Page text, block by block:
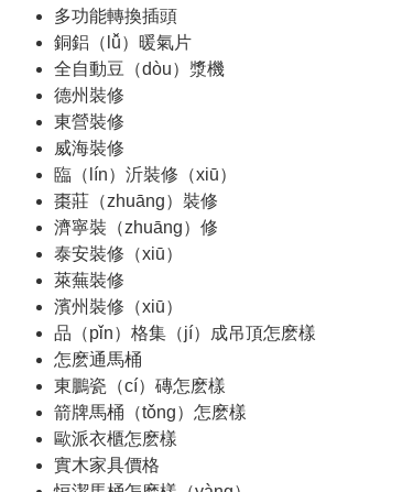
多功能轉換插頭
銅鋁（lǚ）暖氣片
全自動豆（dòu）漿機
德州裝修
東營裝修
威海裝修
臨（lín）沂裝修（xiū）
棗莊（zhuāng）裝修
濟寧裝（zhuāng）修
泰安裝修（xiū）
萊蕪裝修
濱州裝修（xiū）
品（pǐn）格集（jí）成吊頂怎麽樣
怎麽通馬桶
東鵬瓷（cí）磚怎麽樣
箭牌馬桶（tǒng）怎麽樣
歐派衣櫃怎麽樣
實木家具價格